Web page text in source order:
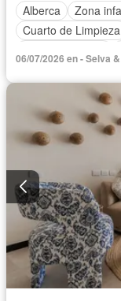
Alberca
Zona
Cuarto de Limpieza
06/07/2026 en - Selva